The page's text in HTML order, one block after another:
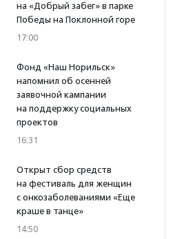
на «Добрый забег» в парке
Победы на Поклонной горе
17:00
Фонд «Наш Норильск»
напомнил об осенней
заявочной кампании
на поддержку социальных
проектов
16:31
Открыт сбор средств
на фестиваль для женщин
с онкозаболеваниями «Еще
краше в танце»
14:50